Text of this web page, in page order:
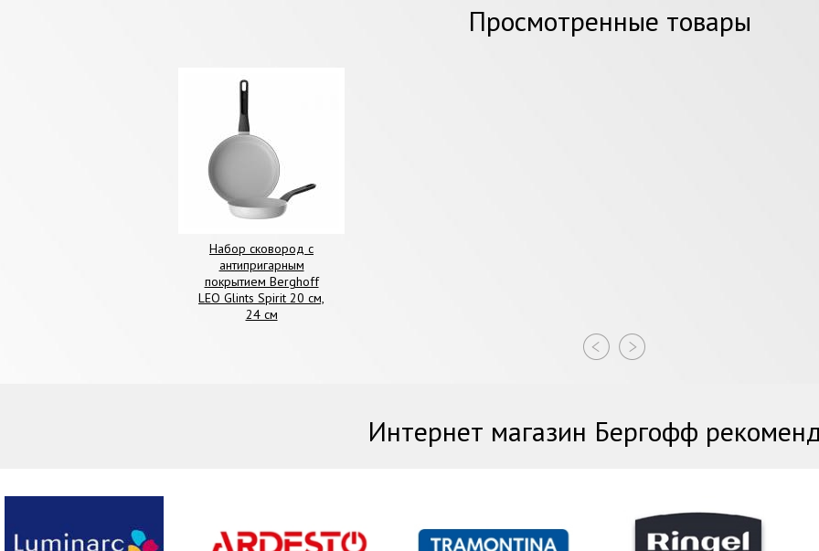
Просмотренные товары
Набор сковород с
антипригарным
покрытием Berghoff
LEO Glints Spirit 20 см,
24 см
Интернет магазин Бергофф